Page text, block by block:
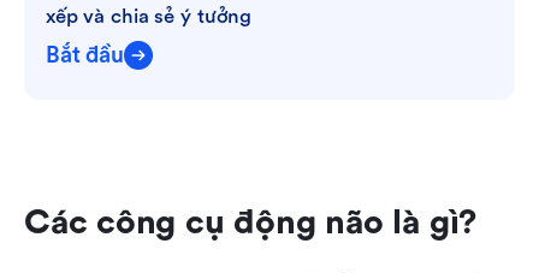
xếp và chia sẻ ý tưởng
Bắt đầu
Các công cụ động não là gì?